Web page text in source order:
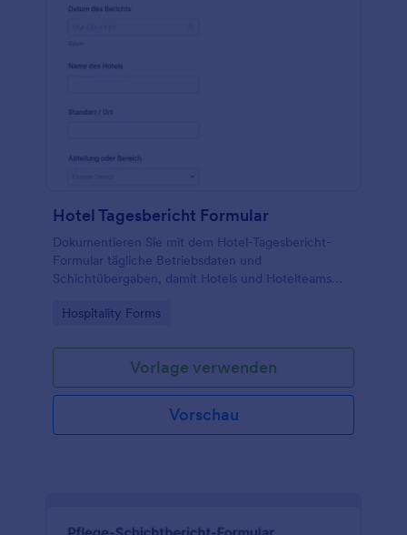
Hotel Tagesbericht Formular
Dokumentieren Sie mit dem Hotel-Tagesbericht-
Formular tägliche Betriebsdaten und
Schichtübergaben, damit Hotels und Hotelteams
einheitlich erfassen und auswerten können.
Go to Category:
Hospitality Forms
Vorlage verwenden
Vorschau